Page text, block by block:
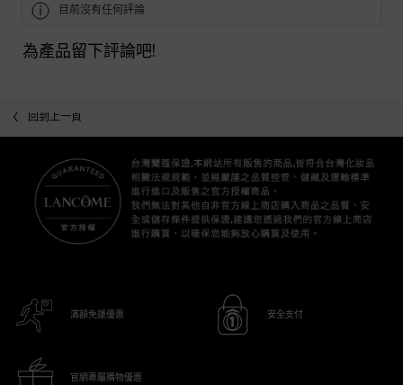
目前沒有任何評論
為產品留下評論吧!
回到上一頁
滿額免運優惠 安全支付
官網專屬購物優惠